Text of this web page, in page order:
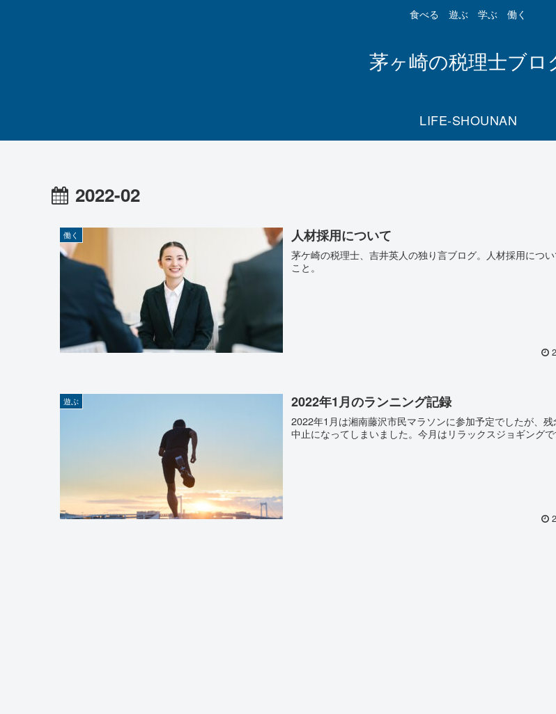
食べる 遊ぶ 学ぶ 働く
茅ヶ崎の税理士ブロ
LIFE-SHOUNAN
2022-02
働く 人材採用について
茅ケ崎の税理士、吉井英人の独り言ブログ。人材採用につ
こと。
遊ぶ 2022年1月のランニング記録
2022年1月は湘南藤沢市民マラソンに参加予定でしたが、残
中止になってしまいました。今月はリラックスジョギングで